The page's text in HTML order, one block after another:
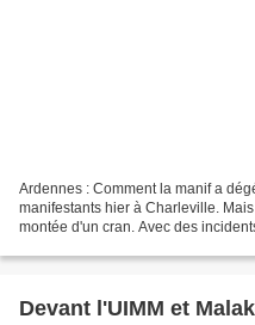
Ardennes : Comment la manif a
manifestants hier à Charleville.
montée d'un cran. Avec des
Devant l'UIMM et